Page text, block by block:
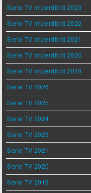
Serie TV imperdibili 2023
Serie TV imperdibili 2022
Serie TV imperdibili 2021
Serie TV imperdibili 2020
Serie TV imperdibili 2019
Serie TV 2026
Serie TV 2025
Serie TV 2024
Serie TV 2023
Serie TV 2021
Serie TV 2020
Serie TV 2019